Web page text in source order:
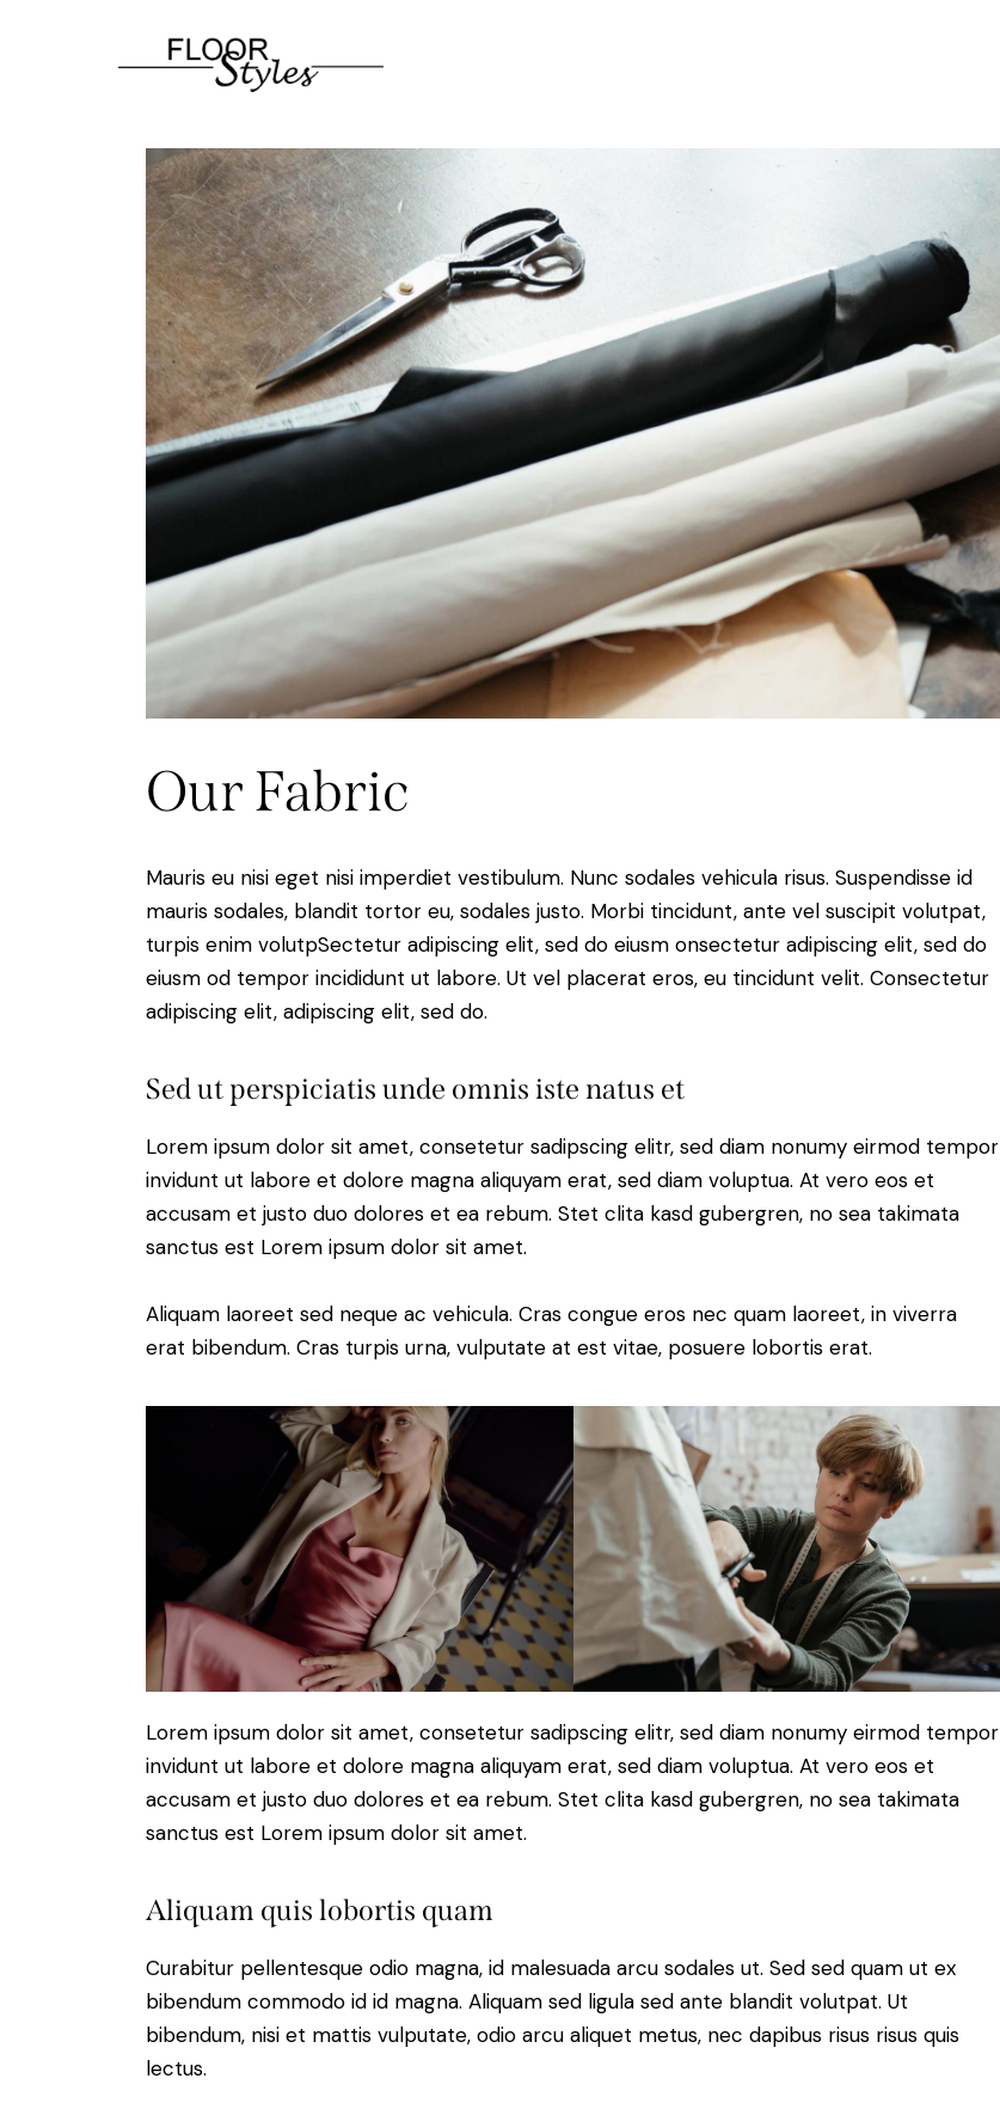
Our Fabric
Mauris eu nisi eget nisi imperdiet vestibulum. Nunc sodales vehicula risus. Suspendisse id
mauris sodales, blandit tortor eu, sodales justo. Morbi tincidunt, ante vel suscipit volutpat,
turpis enim volutpSectetur adipiscing elit, sed do eiusm onsectetur adipiscing elit, sed do
eiusm od tempor incididunt ut labore. Ut vel placerat eros, eu tincidunt velit. Consectetur
adipiscing elit, adipiscing elit, sed do.
Sed ut perspiciatis unde omnis iste natus et
Lorem ipsum dolor sit amet, consetetur sadipscing elitr, sed diam nonumy eirmod tempor
invidunt ut labore et dolore magna aliquyam erat, sed diam voluptua. At vero eos et
accusam et justo duo dolores et ea rebum. Stet clita kasd gubergren, no sea takimata
sanctus est Lorem ipsum dolor sit amet.
Aliquam laoreet sed neque ac vehicula. Cras congue eros nec quam laoreet, in viverra
erat bibendum. Cras turpis urna, vulputate at est vitae, posuere lobortis erat.
Lorem ipsum dolor sit amet, consetetur sadipscing elitr, sed diam nonumy eirmod tempor
invidunt ut labore et dolore magna aliquyam erat, sed diam voluptua. At vero eos et
accusam et justo duo dolores et ea rebum. Stet clita kasd gubergren, no sea takimata
sanctus est Lorem ipsum dolor sit amet.
Aliquam quis lobortis quam
Curabitur pellentesque odio magna, id malesuada arcu sodales ut. Sed sed quam ut ex
bibendum commodo id id magna. Aliquam sed ligula sed ante blandit volutpat. Ut
bibendum, nisi et mattis vulputate, odio arcu aliquet metus, nec dapibus risus risus quis
lectus.